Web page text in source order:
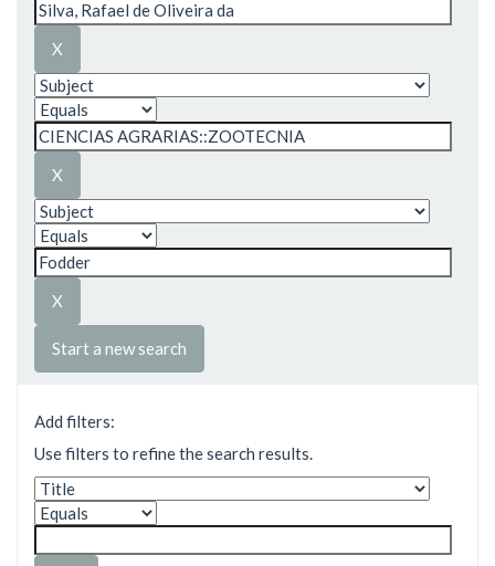
Start a new search
Add filters:
Use filters to refine the search results.